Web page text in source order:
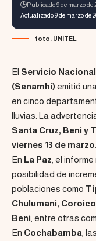
Actualizado 9 de marzo de
Publicado 9 de marzo de
foto: UNITEL
El Servicio
(Senamhi) emitió
en cinco
lluvias. La
Santa Cruz, Beni y
viernes 13 de marzo
En La Paz , el
posibilidad de
poblaciones como
Chulumani,
Beni , entre otras
En Cochabamba ,